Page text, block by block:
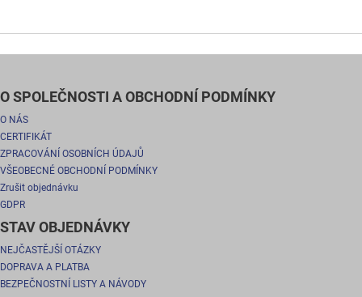
O SPOLEČNOSTI A OBCHODNÍ PODMÍNKY
O NÁS
CERTIFIKÁT
ZPRACOVÁNÍ OSOBNÍCH ÚDAJŮ
VŠEOBECNÉ OBCHODNÍ PODMÍNKY
Zrušit objednávku
GDPR
STAV OBJEDNÁVKY
NEJČASTĚJŠÍ OTÁZKY
DOPRAVA A PLATBA
BEZPEČNOSTNÍ LISTY A NÁVODY